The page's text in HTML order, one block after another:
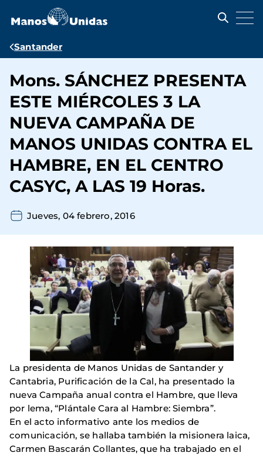
contenido
Ruta
navegación
Santander
Mons. SÁNCHEZ PRESENTA
ESTE MIÉRCOLES 3 LA
NUEVA CAMPAÑA DE
MANOS UNIDAS CONTRA EL
HAMBRE, EN EL CENTRO
CASYC, A LAS 19 Horas.
Jueves, 04 febrero, 2016
La presidenta de Manos Unidas de Santander y
Cantabria, Purificación de la Cal, ha presentado la
nueva Campaña anual contra el Hambre, que lleva
por lema, “Plántale Cara al Hambre: Siembra”.
En el acto informativo ante los medios de
comunicación, se hallaba también la misionera laica,
Carmen Bascarán Collantes, que ha trabajado en el